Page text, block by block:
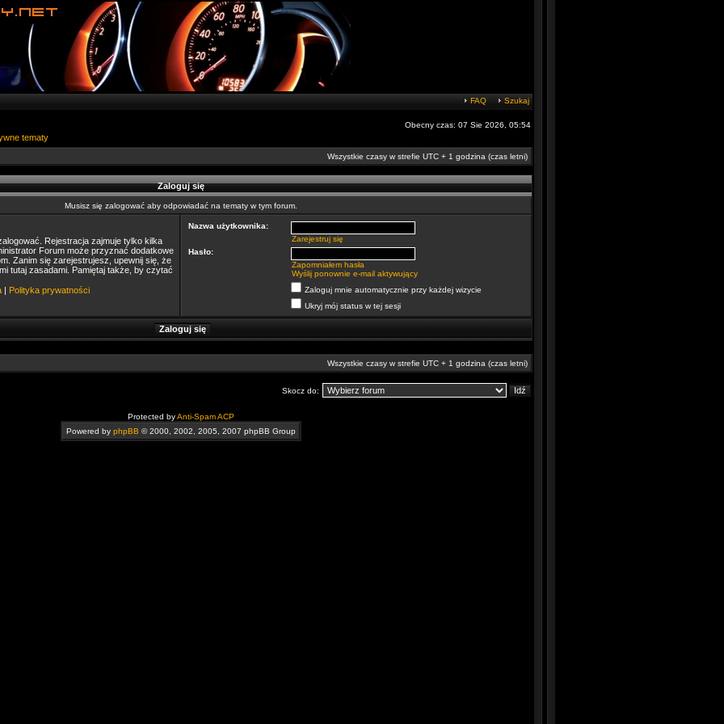
FAQ Szukaj
Obecny czas: 07 Sie 2026, 05:54
tematy
Wszystkie czasy w strefie UTC + 1 godzina (czas letni)
Zaloguj się
Musisz się zalogować aby odpowiadać na tematy w tym forum.
Rejestracja zajmuje tylko kilka
Forum może przyznać dodatkowe
Zanim się zarejestrujesz, upewnij się, że
tutaj zasadami. Pamiętaj także, by czytać
| Polityka prywatności
Nazwa użytkownika:
Zarejestruj się
Hasło:
Zapomniałem hasła
Wyślij ponownie e-mail aktywujący
Zaloguj mnie automatycznie przy każdej wizycie
Ukryj mój status w tej sesji
Wszystkie czasy w strefie UTC + 1 godzina (czas letni)
Skocz do:
Protected byAnti-Spam ACP
Powered by phpBB © 2000, 2002, 2005, 2007 phpBB Group